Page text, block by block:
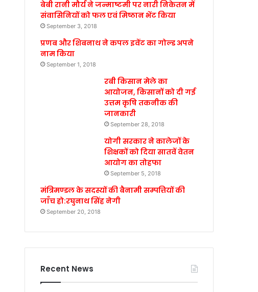
बेबी रानी मौर्य ने जन्माष्टमी पर नारी निकेतन में
संवासिनियों को फल एवं मिष्ठान भेंट किया
September 3, 2018
प्रणब और शिबनाथ ने कपल इवेंट का गोल्ड अपने
नाम किया
September 1, 2018
रबी किसान मेले का
आयोजन, किसानों को दी गई
उत्तम कृषि तकनीक की
जानकारी
September 28, 2018
योगी सरकार ने कालेजों के
शिक्षकों को दिया सातवें वेतन
आयोग का तोहफा
September 5, 2018
मंत्रिमण्डल के सदस्यों की बैनामी सम्पत्तियों की
जाँच हो:रघुनाथ सिंह नेगी
September 20, 2018
Recent News